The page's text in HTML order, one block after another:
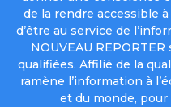
de la rendre accessible
d’être au service de
NOUVEAU
qualifiées. Affilié de la
ramène l’information à
et du monde, pour